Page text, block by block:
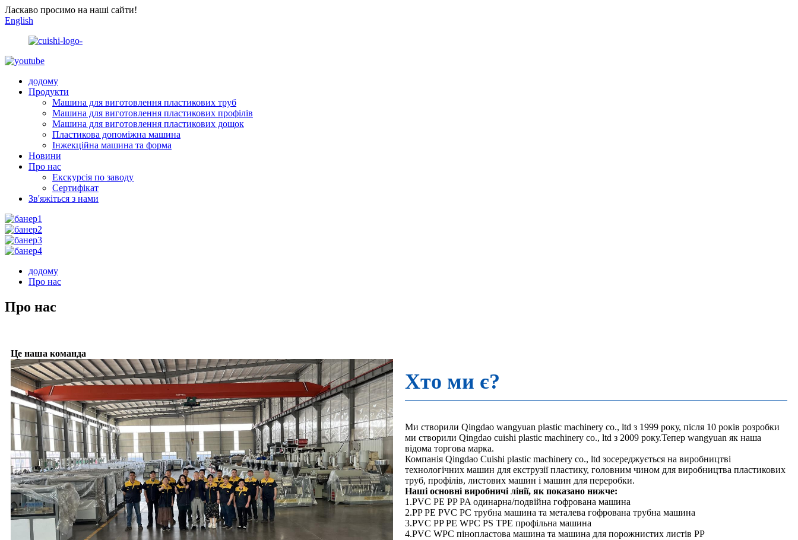
Ласкаво просимо на наші сайти!
English
додому
Продукти
Машина для виготовлення пластикових труб
Машина для виготовлення пластикових профілів
Машина для виготовлення пластикових дощок
Пластикова допоміжна машина
Інжекційна машина та форма
Новини
Про нас
Екскурсія по заводу
Сертифікат
Зв'яжіться з нами
додому
Про нас
Про нас
Це наша команда
Хто ми є?
Ми створили Qingdao wangyuan plastic machinery co., ltd з 1999 року, після 10 років розробки
ми створили Qingdao cuishi plastic machinery co., ltd з 2009 року.Тепер wangyuan як наша
відома торгова марка.
Компанія Qingdao Cuishi plastic machinery co., ltd зосереджується на виробництві
технологічних машин для екструзії пластику, головним чином для виробництва пластикових
труб, профілів, листових машин і машин для переробки.
Наші основні виробничі лінії, як показано нижче:
1.PVC PE PP PA одинарна/подвійна гофрована машина
2.PP PE PVC PC трубна машина та металева гофрована трубна машина
3.PVC PP PE WPC PS TPE профільна машина
4.PVC WPC пінопластова машина та машина для порожнистих листів PP